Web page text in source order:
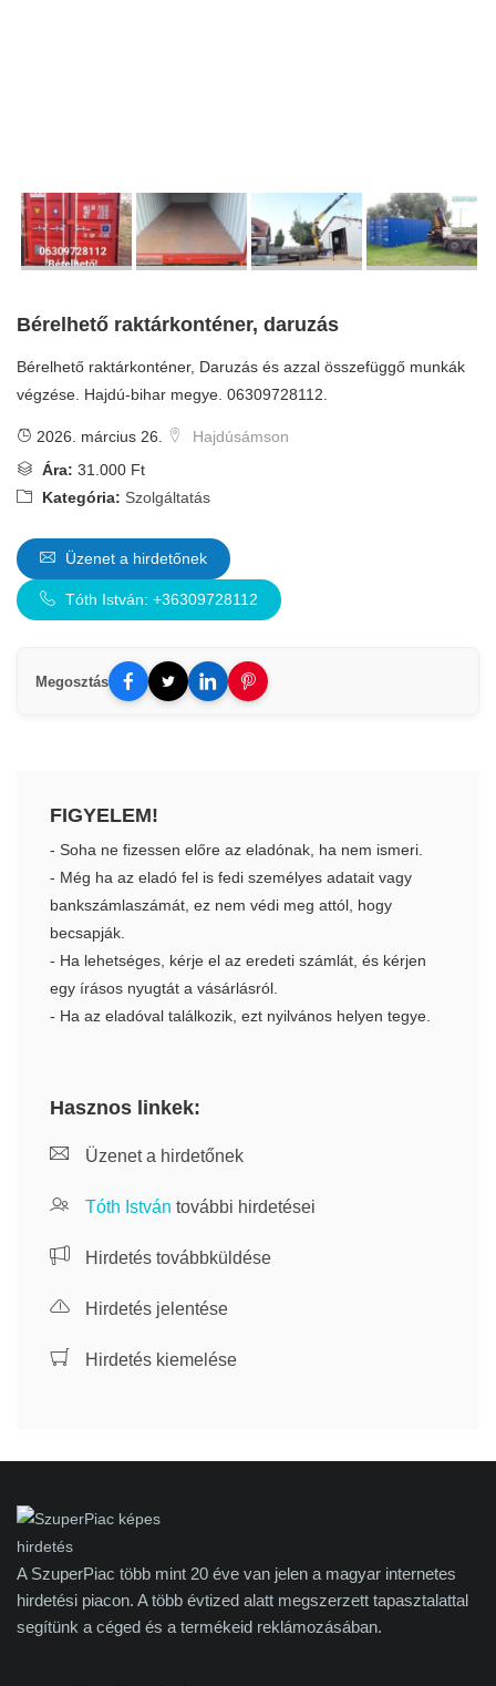
Bérelhető raktárkonténer, daruzás
Bérelhető raktárkonténer, Daruzás és azzal összefüggő munkák
végzése. Hajdú-bihar megye. 06309728112.
2026. március 26.
Hajdúsámson
Ára: 31.000 Ft
Kategória: Szolgáltatás
Üzenet a hirdetőnek
Tóth István: +36309728112
Megosztás
FIGYELEM!
- Soha ne fizessen előre az eladónak, ha nem ismeri.
- Még ha az eladó fel is fedi személyes adatait vagy
bankszámlaszámát, ez nem védi meg attól, hogy
becsapják.
- Ha lehetséges, kérje el az eredeti számlát, és kérjen
egy írásos nyugtát a vásárlásról.
- Ha az eladóval találkozik, ezt nyilvános helyen tegye.
Hasznos linkek:
Üzenet a hirdetőnek
Tóth István további hirdetései
Hirdetés továbbküldése
Hirdetés jelentése
Hirdetés kiemelése
A SzuperPiac több mint 20 éve van jelen a magyar internetes
hirdetési piacon. A több évtized alatt megszerzett tapasztalattal
segítünk a céged és a termékeid reklámozásában.